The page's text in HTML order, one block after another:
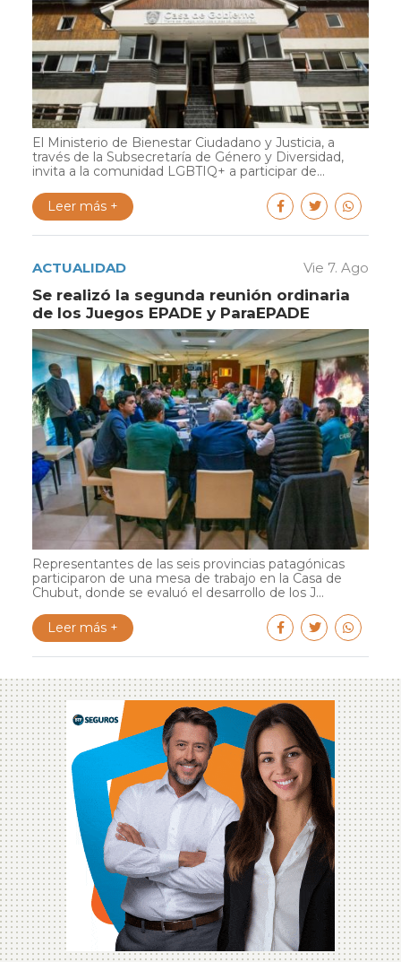
El Ministerio de Bienestar Ciudadano y Justicia, a
través de la Subsecretaría de Género y Diversidad,
invita a la comunidad LGBTIQ+ a participar de...
Leer más +
ACTUALIDAD Vie 7. Ago
Se realizó la segunda reunión ordinaria
de los Juegos EPADE y ParaEPADE
Representantes de las seis provincias patagónicas
participaron de una mesa de trabajo en la Casa de
Chubut, donde se evaluó el desarrollo de los J...
Leer más +